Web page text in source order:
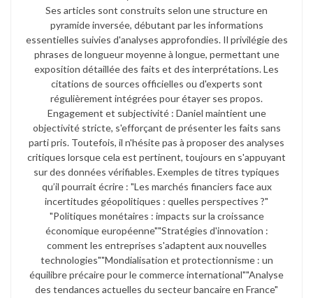
Ses articles sont construits selon une structure en
pyramide inversée, débutant par les informations
essentielles suivies d'analyses approfondies. Il privilégie des
phrases de longueur moyenne à longue, permettant une
exposition détaillée des faits et des interprétations. Les
citations de sources officielles ou d'experts sont
régulièrement intégrées pour étayer ses propos.​
Engagement et subjectivité : Daniel maintient une
objectivité stricte, s'efforçant de présenter les faits sans
parti pris. Toutefois, il n'hésite pas à proposer des analyses
critiques lorsque cela est pertinent, toujours en s'appuyant
sur des données vérifiables. Exemples de titres typiques
qu’il pourrait écrire : "Les marchés financiers face aux
incertitudes géopolitiques : quelles perspectives ?"​
"Politiques monétaires : impacts sur la croissance
économique européenne"​ "Stratégies d'innovation :
comment les entreprises s'adaptent aux nouvelles
technologies"​ "Mondialisation et protectionnisme : un
équilibre précaire pour le commerce international"​ "Analyse
des tendances actuelles du secteur bancaire en France"